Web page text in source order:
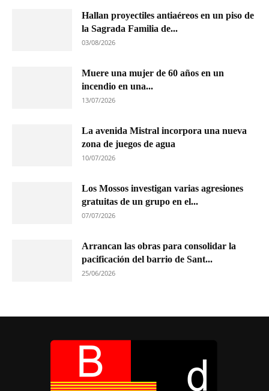
Hallan proyectiles antiaéreos en un piso de
la Sagrada Familia de...
03/08/2026
Muere una mujer de 60 años en un
incendio en una...
13/07/2026
La avenida Mistral incorpora una nueva
zona de juegos de agua
10/07/2026
Los Mossos investigan varias agresiones
gratuitas de un grupo en el...
07/07/2026
Arrancan las obras para consolidar la
pacificación del barrio de Sant...
25/06/2026